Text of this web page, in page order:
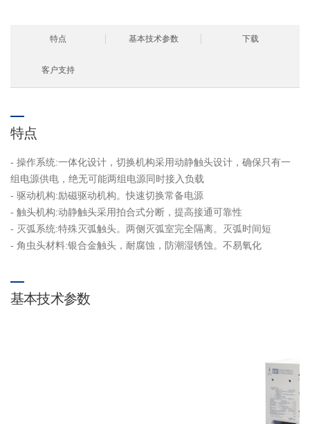
特点 基本技术参数 下载
客户支持
特点
- 操作系统:一体化设计，切换机构采用动静触头设计，确保只有一
组电源供电，绝无可能两组电源同时接入负载
- 驱动机构:励磁驱动机构。快速切换常备电源
- 触头机构:动静触头采用拍合式分断，提高接通可靠性
- 灭弧系统:特殊灭弧触头。两侧灭弧室完全隔离。灭弧时间短
- 角虫头材料:银合金触头，耐腐蚀，防潮湿锈蚀。不易氧化
基本技术参数